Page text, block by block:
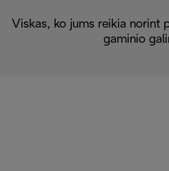
Viskas, ko jums reikia norint
gaminio